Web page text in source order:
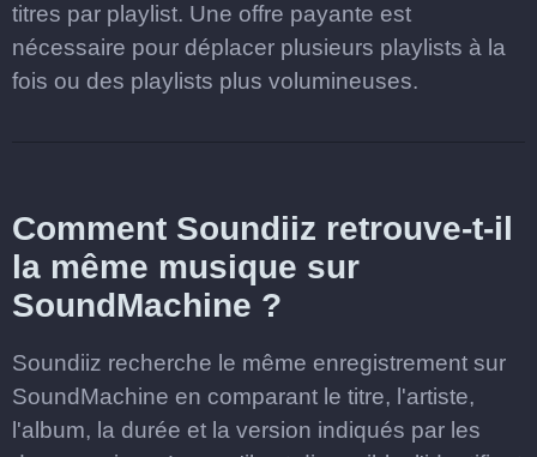
titres par playlist. Une offre payante est
nécessaire pour déplacer plusieurs playlists à la
fois ou des playlists plus volumineuses.
Comment Soundiiz retrouve-t-il
la même musique sur
SoundMachine ?
Soundiiz recherche le même enregistrement sur
SoundMachine en comparant le titre, l'artiste,
l'album, la durée et la version indiqués par les